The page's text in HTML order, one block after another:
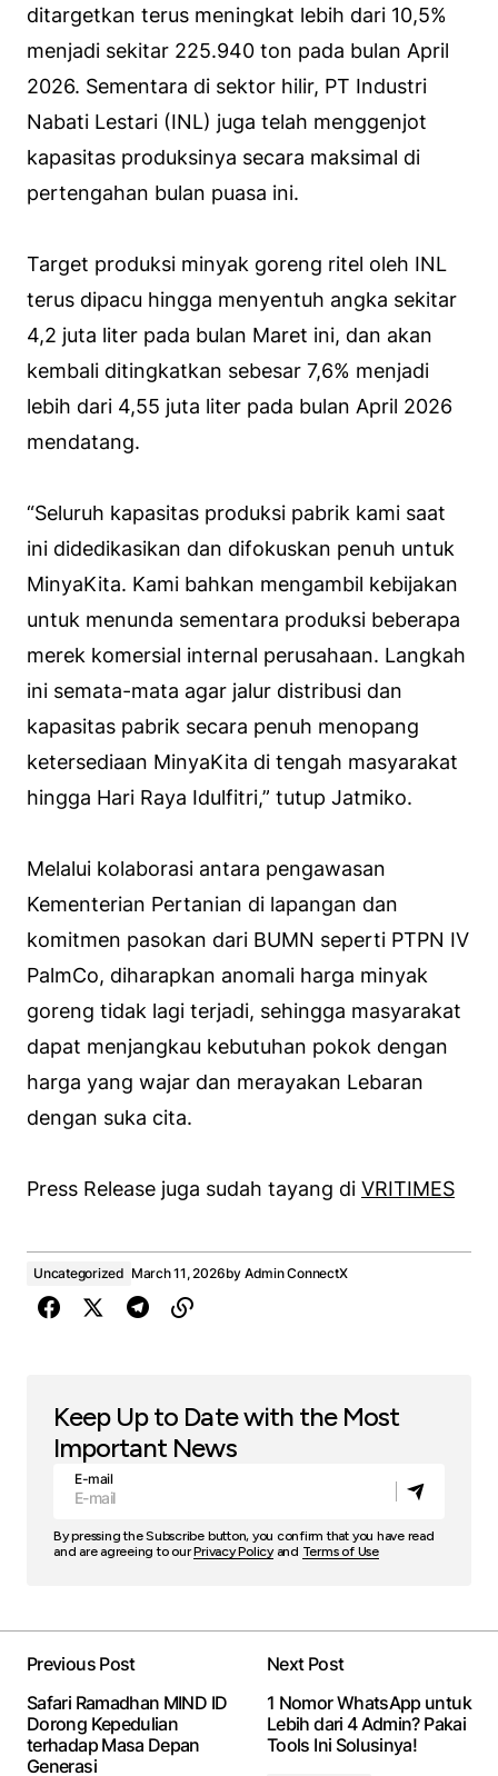
ditargetkan terus meningkat lebih dari 10,5%
menjadi sekitar 225.940 ton pada bulan April
2026. Sementara di sektor hilir, PT Industri
Nabati Lestari (INL) juga telah menggenjot
kapasitas produksinya secara maksimal di
pertengahan bulan puasa ini.
Target produksi minyak goreng ritel oleh INL
terus dipacu hingga menyentuh angka sekitar
4,2 juta liter pada bulan Maret ini, dan akan
kembali ditingkatkan sebesar 7,6% menjadi
lebih dari 4,55 juta liter pada bulan April 2026
mendatang.
“Seluruh kapasitas produksi pabrik kami saat
ini didedikasikan dan difokuskan penuh untuk
MinyaKita. Kami bahkan mengambil kebijakan
untuk menunda sementara produksi beberapa
merek komersial internal perusahaan. Langkah
ini semata-mata agar jalur distribusi dan
kapasitas pabrik secara penuh menopang
ketersediaan MinyaKita di tengah masyarakat
hingga Hari Raya Idulfitri,” tutup Jatmiko.
Melalui kolaborasi antara pengawasan
Kementerian Pertanian di lapangan dan
komitmen pasokan dari BUMN seperti PTPN IV
PalmCo, diharapkan anomali harga minyak
goreng tidak lagi terjadi, sehingga masyarakat
dapat menjangkau kebutuhan pokok dengan
harga yang wajar dan merayakan Lebaran
dengan suka cita.
Press Release juga sudah tayang di VRITIMES
Uncategorized March 11, 2026by Admin ConnectX
Keep Up to Date with the Most
Important News
E-mail
By pressing the Subscribe button, you confirm that you have read
and are agreeing to ourPrivacy Policyand Terms of Use
Previous Post
Safari Ramadhan MIND ID
Dorong Kepedulian
terhadap Masa Depan
Generasi
Next Post
1 Nomor WhatsApp untuk
Lebih dari 4 Admin? Pakai
Tools Ini Solusinya!